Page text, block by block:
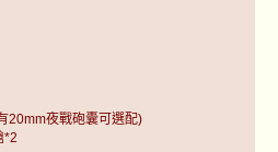
20mm夜戰砲囊可選配)
*2